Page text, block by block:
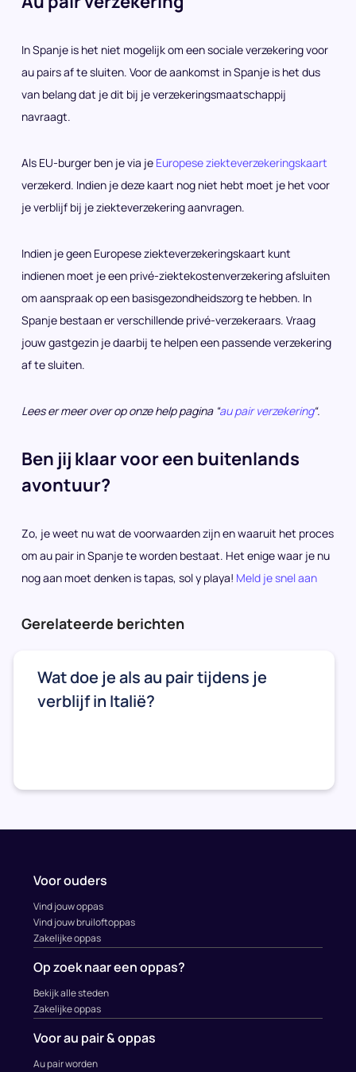
In Spanje is het niet mogelijk om een sociale verzekering voor
au pairs af te sluiten. Voor de aankomst in Spanje is het dus
van belang dat je dit bij je verzekeringsmaatschappij
navraagt.
Als EU-burger ben je via je Europese ziekteverzekeringskaart
verzekerd. Indien je deze kaart nog niet hebt moet je het voor
je verblijf bij je ziekteverzekering aanvragen.
Indien je geen Europese ziekteverzekeringskaart kunt
indienen moet je een privé-ziektekostenverzekering afsluiten
om aanspraak op een basisgezondheidszorg te hebben. In
Spanje bestaan er verschillende privé-verzekeraars. Vraag
jouw gastgezin je daarbij te helpen een passende verzekering
af te sluiten.
Lees er meer over op onze help pagina “au pair verzekering“.
Ben jij klaar voor een buitenlands
avontuur?
Zo, je weet nu wat de voorwaarden zijn en waaruit het proces
om au pair in Spanje te worden bestaat. Het enige waar je nu
nog aan moet denken is tapas, sol y playa! Meld je snel aan
Gerelateerde berichten
Wat doe je als au pair tijdens je
verblijf in Italië?
Voor ouders
Vind jouw oppas
Vind jouw bruiloftoppas
Zakelijke oppas
Op zoek naar een oppas?
Bekijk alle steden
Zakelijke oppas
Voor au pair & oppas
Au pair worden